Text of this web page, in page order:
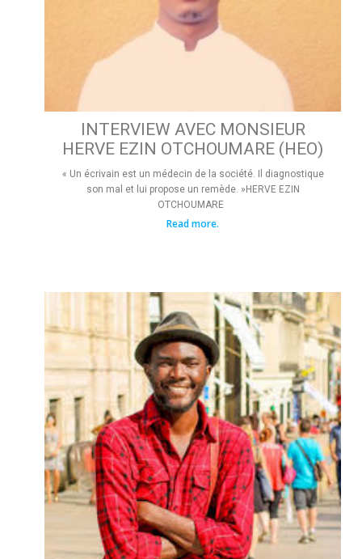
INTERVIEW AVEC MONSIEUR
HERVE EZIN OTCHOUMARE (HEO)
« Un écrivain est un médecin de la société. Il diagnostique
son mal et lui propose un remède. »HERVE EZIN
OTCHOUMARE
Read more.